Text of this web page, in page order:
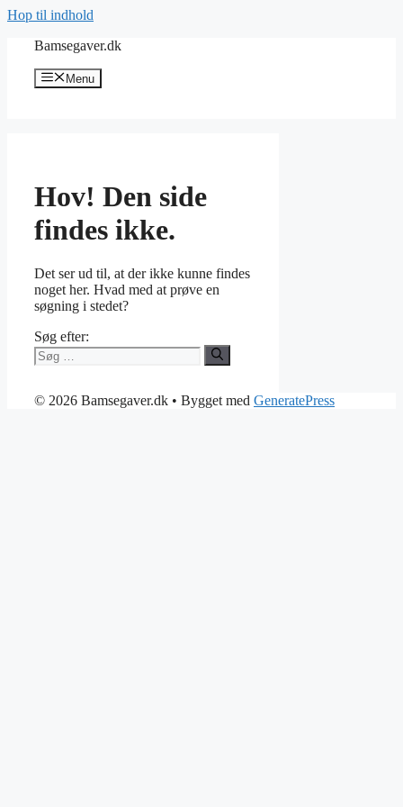
Hop til indhold
Bamsegaver.dk
Menu
Hov! Den side
findes ikke.
Det ser ud til, at der ikke kunne findes
noget her. Hvad med at prøve en
søgning i stedet?
Søg efter:
© 2026 Bamsegaver.dk • Bygget med GeneratePress